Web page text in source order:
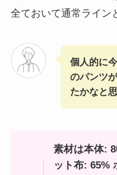
全ておいて通常ライン
個人的に
のパンツ
たかなと
素材は本体:
ット布: 65%